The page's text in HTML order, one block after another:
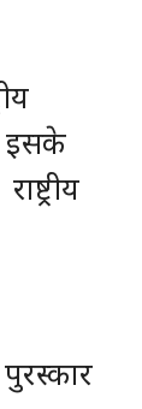
इसके